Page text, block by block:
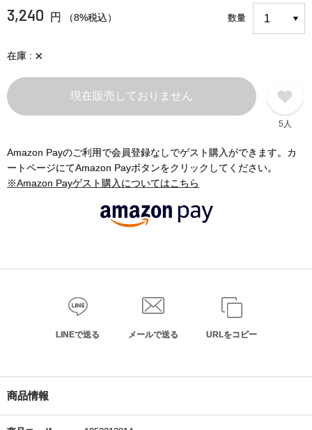
3,240 円 （8%税込） 数量
在庫 ×
現在販売しておりません
5人
Amazon Payのご利用で会員登録なしでゲスト購入ができます。カ
ートページにてAmazon Payボタンをクリックしてください。
※Amazon Payゲスト購入についてはこちら
LINEで送る メールで送る URLをコピー
商品情報